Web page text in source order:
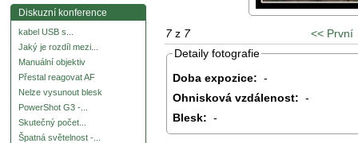
Diskuzní konference
kabel USB s...
Jaký je rozdíl mezi...
Manuální objektiv
Přestal reagovat AF
Nelze vysunout blesk
PowerShot G3 -...
Skutečný počet...
Špatná světelnost -...
7z 7
<< První
Detaily fotografie
Doba expozice: -
Ohnisková vzdálenost: -
Blesk: -